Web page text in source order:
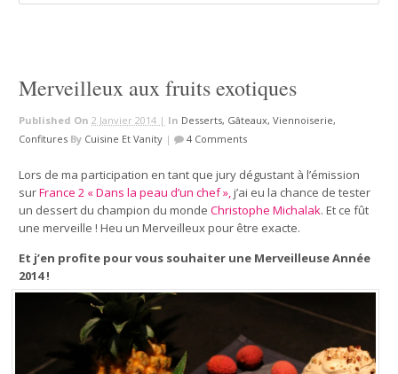
Merveilleux aux fruits exotiques
Published On2 Janvier 2014 | In Desserts, Gâteaux, Viennoiserie,
Confitures By Cuisine Et Vanity | 4 Comments
Lors de ma participation en tant que jury dégustant à l’émission
surFrance 2 « Dans la peau d’un chef »,j’ai eu la chance de tester
un dessert du champion du monde Christophe Michalak. Et ce fût
une merveille ! Heu un Merveilleux pour être exacte.
Et j’en profite pour vous souhaiter une Merveilleuse Année
2014 !